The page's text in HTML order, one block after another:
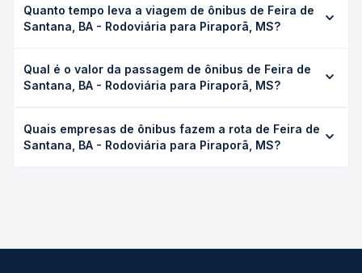
Quanto tempo leva a viagem de ônibus de Feira de
Santana, BA - Rodoviária para Piraporã, MS?
para Piraporã, MS leva em média 23h 20min, podendo
variar conforme a viação, o tipo de serviço (convencional,
duração exata de cada opção na data desejada.
Qual é o valor da passagem de ônibus de Feira de
Santana, BA - Rodoviária para Piraporã, MS?
- Rodoviária para Piraporã, MS custa em média R$ 430,49
e varia conforme a data da viagem, a empresa, o tipo de
Quais empresas de ônibus fazem a rota de Feira de
Santana, BA - Rodoviária para Piraporã, MS?